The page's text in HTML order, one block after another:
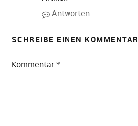
Antworten
SCHREIBE EINEN KOMMENTAR
Kommentar *